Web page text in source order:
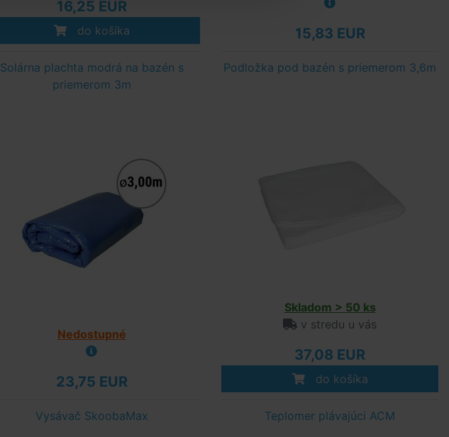
16,25 EUR
do košíka 15,83 EUR
Solárna plachta modrá na bazén s
priemerom 3m
Nedostupné
23,75 EUR
Podložka pod bazén s priemerom 3,6m
Skladom > 50 ks
v stredu u vás
37,08 EUR
do košíka
Vysávač SkoobaMax Teplomer plávajúci ACM